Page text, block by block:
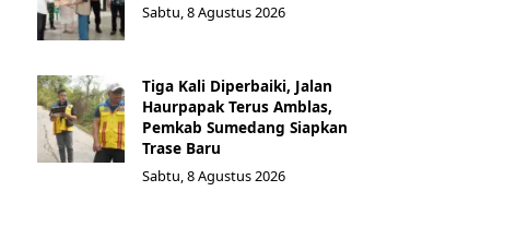
Sabtu, 8 Agustus 2026
Tiga Kali Diperbaiki, Jalan
Haurpapak Terus Amblas,
Pemkab Sumedang Siapkan
Trase Baru
Sabtu, 8 Agustus 2026